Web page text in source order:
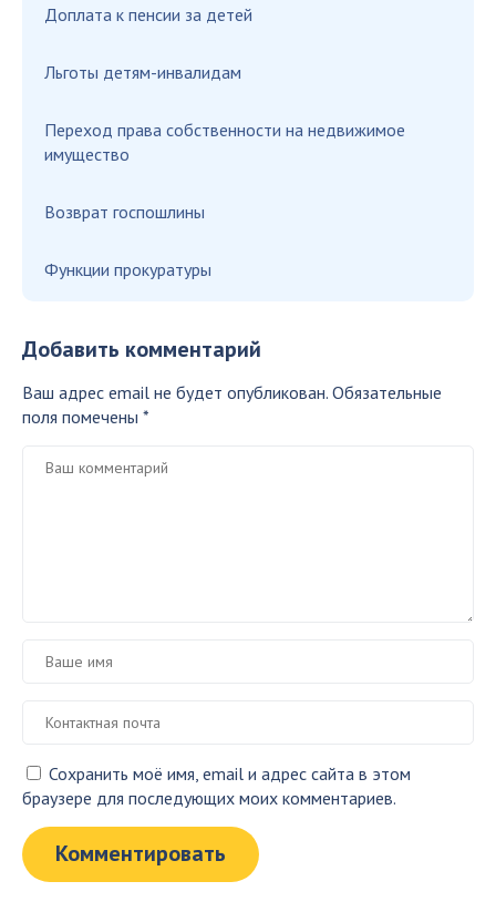
Доплата к пенсии за детей
Льготы детям-инвалидам
Переход права собственности на недвижимое
имущество
Возврат госпошлины
Функции прокуратуры
Добавить комментарий
Ваш адрес email не будет опубликован. Обязательные
поля помечены *
Сохранить моё имя, email и адрес сайта в этом
браузере для последующих моих комментариев.